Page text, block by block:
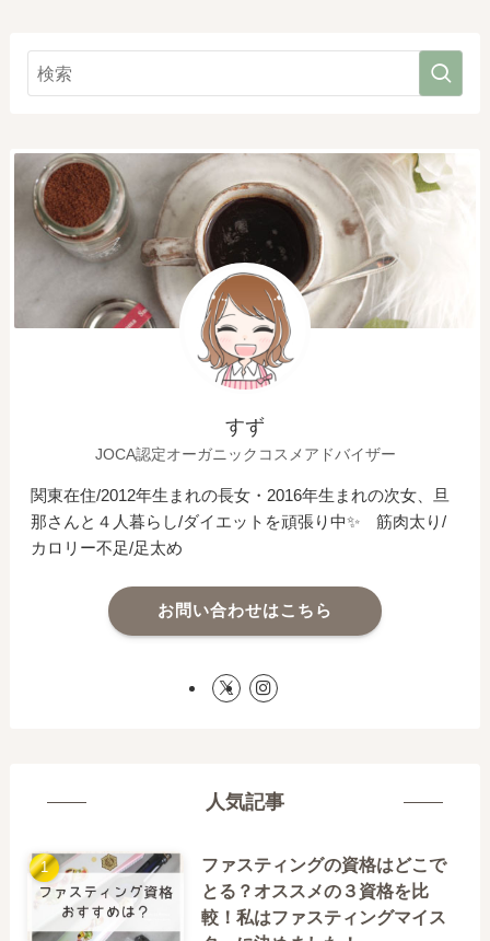
すず
JOCA認定オーガニックコスメアドバイザー
関東在住/2012年生まれの長女・2016年生まれの次女、旦
那さんと４人暮らし/ダイエットを頑張り中✨ 筋肉太り/
カロリー不足/足太め
お問い合わせはこちら
人気記事
ファスティングの資格はどこで
とる？オススメの３資格を比
較！私はファスティングマイス